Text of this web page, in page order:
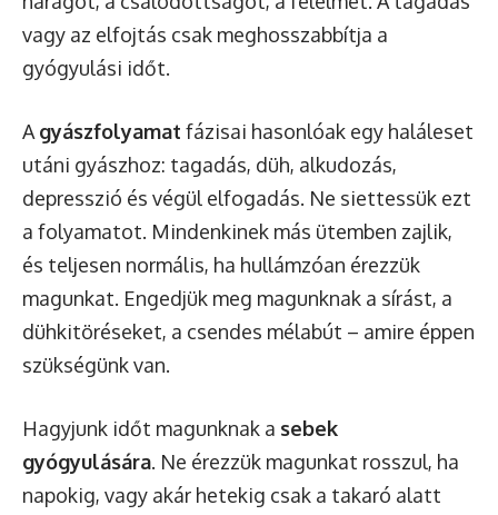
vagy az elfojtás csak meghosszabbítja a
gyógyulási időt.
A gyászfolyamat fázisai hasonlóak egy haláleset
utáni gyászhoz: tagadás, düh, alkudozás,
depresszió és végül elfogadás. Ne siettessük ezt
a folyamatot. Mindenkinek más ütemben zajlik,
és teljesen normális, ha hullámzóan érezzük
magunkat. Engedjük meg magunknak a sírást, a
dühkitöréseket, a csendes mélabút – amire éppen
szükségünk van.
Hagyjunk időt magunknak a sebek
gyógyulására. Ne érezzük magunkat rosszul, ha
napokig, vagy akár hetekig csak a takaró alatt